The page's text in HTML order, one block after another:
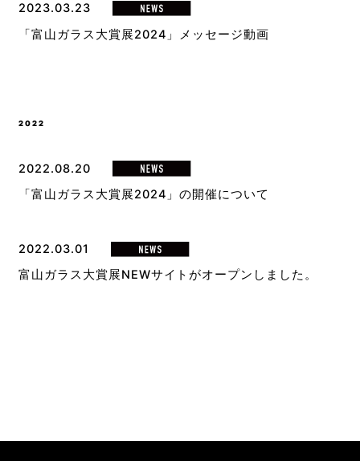
2023.03.23
「富山ガラス大賞展2024」メッセージ動画
2022
2022.08.20
「富山ガラス大賞展2024」の開催について
2022.03.01
富山ガラス大賞展NEWサイトがオープンしました。